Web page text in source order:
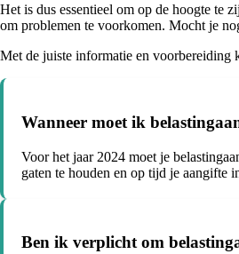
Het is dus essentieel om op de hoogte te
om problemen te voorkomen. Mocht je
Met de juiste informatie en voorbereiding
Wanneer moet ik
Voor het jaar 2024 moet je
gaten te houden en op tijd je aangifte
Ben ik verplicht om